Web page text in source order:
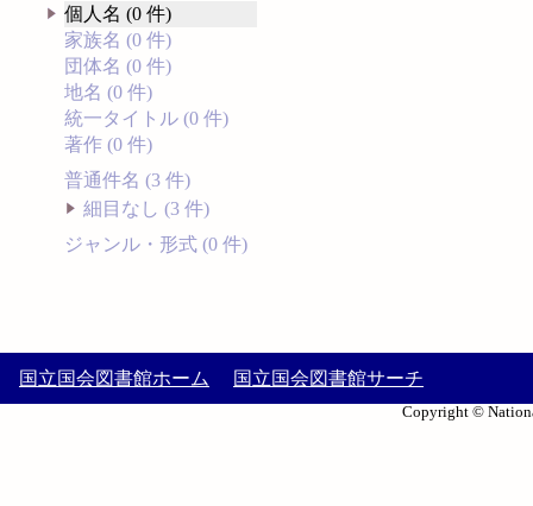
個人名 (0 件)
家族名 (0 件)
団体名 (0 件)
地名 (0 件)
統一タイトル (0 件)
著作 (0 件)
普通件名 (3 件)
細目なし (3 件)
ジャンル・形式 (0 件)
国立国会図書館ホーム 国立国会図書館サーチ
Copyright ©